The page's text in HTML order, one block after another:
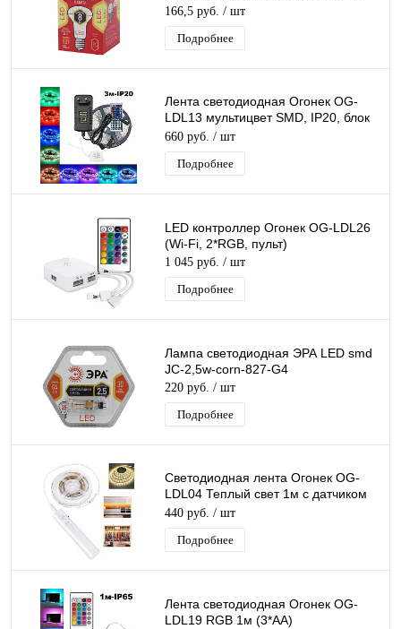
827-E27 ECO
166,5 руб. / шт
Подробнее
Лента светодиодная Огонек OG-
LDL13 мультицвет SMD, IP20, блок
питания, пульт ДУ, самоклейка, 3
метра
660 руб. / шт
Подробнее
LED контроллер Огонек OG-LDL26
(Wi-Fi, 2*RGB, пульт)
1 045 руб. / шт
Подробнее
Лампа светодиодная ЭРА LED smd
JC-2,5w-corn-827-G4
220 руб. / шт
Подробнее
Светодиодная лента Огонек OG-
LDL04 Теплый свет 1м c датчиком
движения, для шкафов, лестниц,
кровати,
440 руб. / шт
Подробнее
Лента светодиодная Огонек OG-
LDL19 RGB 1м (3*AA)